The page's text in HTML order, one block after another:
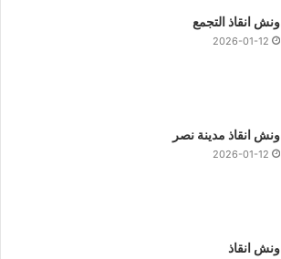
ونش انقاذ التجمع
2026-01-12
ونش انقاذ مدينة نصر
2026-01-12
ونش انقاذ